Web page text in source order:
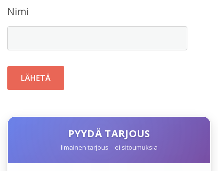
Nimi
PYYDÄ TARJOUS
Ilmainen tarjous – ei sitoumuksia